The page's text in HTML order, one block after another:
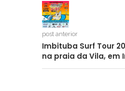
post anterior
Imbituba Surf Tour
na praia da Vila, em